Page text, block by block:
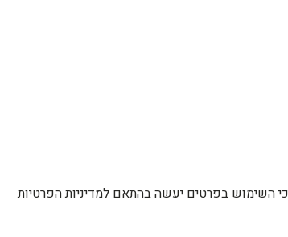
השימוש בפרטים יעשה בהתאם למדיניות הפרטיות